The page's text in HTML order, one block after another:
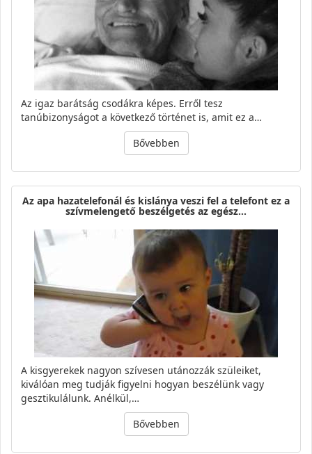
Az igaz barátság csodákra képes. Erről tesz
tanúbizonyságot a következő történet is, amit ez a…
Bővebben
Az apa hazatelefonál és kislánya veszi fel a telefont ez a
szívmelengető beszélgetés az egész…
A kisgyerekek nagyon szívesen utánozzák szüleiket,
kiválóan meg tudják figyelni hogyan beszélünk vagy
gesztikulálunk. Anélkül,…
Bővebben